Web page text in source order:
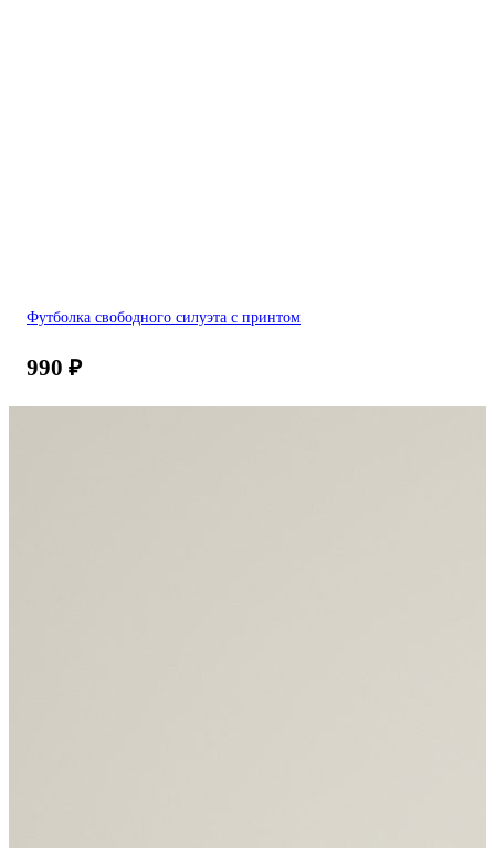
Футболка свободного силуэта с принтом
990 ₽